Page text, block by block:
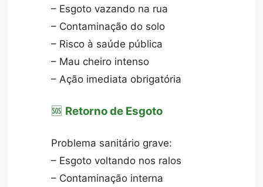
– Esgoto vazando na rua
– Contaminação do solo
– Risco à saúde pública
– Mau cheiro intenso
– Ação imediata obrigatória
🆘 Retorno de Esgoto
Problema sanitário grave:
– Esgoto voltando nos ralos
– Contaminação interna